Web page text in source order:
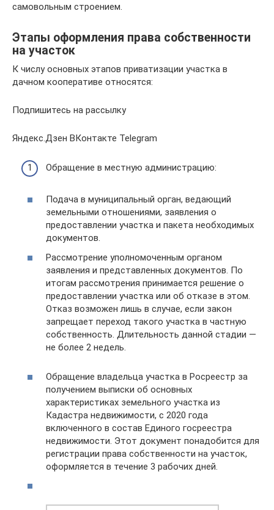
самовольным строением.
Этапы оформления права собственности
на участок
К числу основных этапов приватизации участка в
дачном кооперативе относятся:
Подпишитесь на рассылку
Яндекс.Дзен ВКонтакте Telegram
Обращение в местную администрацию:
Подача в муниципальный орган, ведающий
земельными отношениями, заявления о
предоставлении участка и пакета необходимых
документов.
Рассмотрение уполномоченным органом
заявления и представленных документов. По
итогам рассмотрения принимается решение о
предоставлении участка или об отказе в этом.
Отказ возможен лишь в случае, если закон
запрещает переход такого участка в частную
собственность. Длительность данной стадии —
не более 2 недель.
Обращение владельца участка в Росреестр за
получением выписки об основных
характеристиках земельного участка из
Кадастра недвижимости, с 2020 года
включенного в состав Единого госреестра
недвижимости. Этот документ понадобится для
регистрации права собственности на участок,
оформляется в течение 3 рабочих дней.